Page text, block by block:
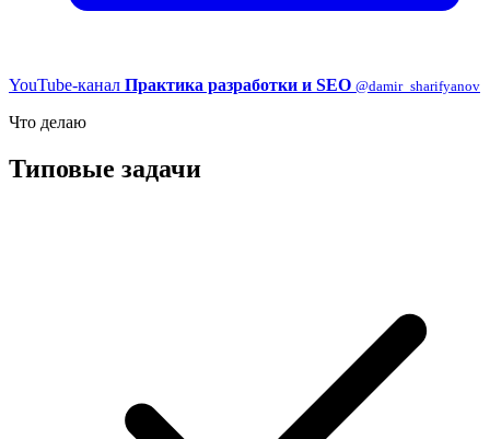
YouTube-канал Практика разработки и SEO @damir_sharifyanov
Что делаю
Типовые задачи